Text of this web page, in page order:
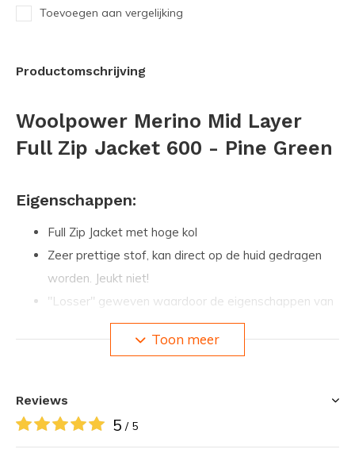
Toevoegen aan vergelijking
Productomschrijving
Woolpower Merino Mid Layer
Full Zip Jacket 600 - Pine Green
Eigenschappen:
Full Zip Jacket met hoge kol
Zeer prettige stof, kan direct op de huid gedragen
worden. Jeukt niet!
"Losser" geweven waardoor de eigenschappen van
de stof beter tot hun recht komen
Antibacteriële werking, voorkomt geurtjes zelfs na
gewicht aan water opgezogen heeft
Toon meer
Reviews
5 / 5